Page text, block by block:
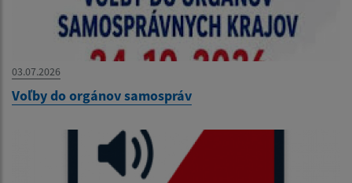
03.07.2026
Voľby do orgánov samospráv